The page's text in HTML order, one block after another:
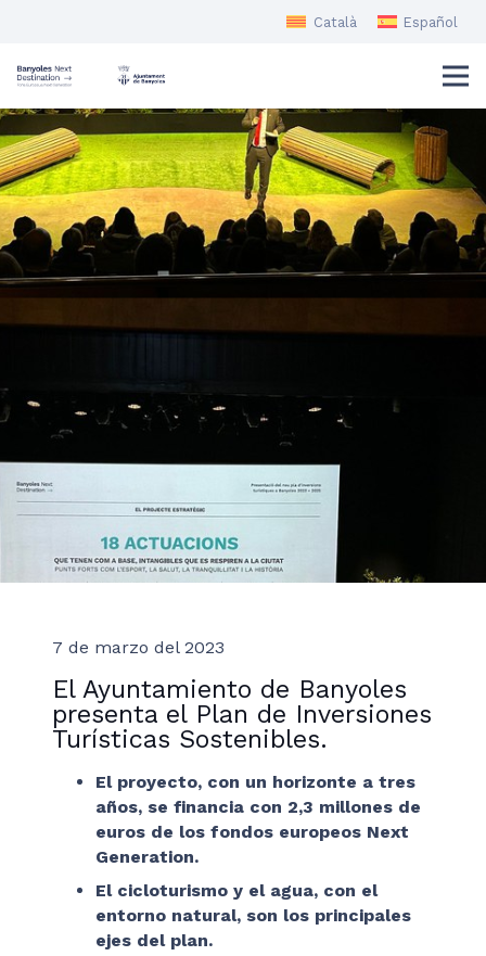
Català Español
7 de marzo del 2023
El Ayuntamiento de Banyoles
presenta el Plan de Inversiones
Turísticas Sostenibles.
El proyecto, con un horizonte a tres
años, se financia con 2,3 millones de
euros de los fondos europeos Next
Generation.
El cicloturismo y el agua, con el
entorno natural, son los principales
ejes del plan.